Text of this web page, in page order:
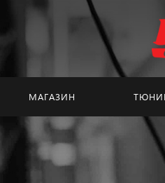
МАГАЗИН